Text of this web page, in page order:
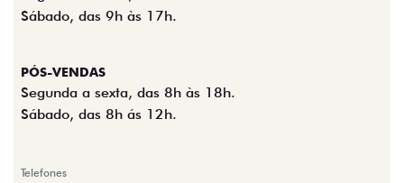
Sábado, das 9h às 17h.
PÓS-VENDAS
Segunda a sexta, das 8h às 18h.
Sábado, das 8h ás 12h.
Telefones